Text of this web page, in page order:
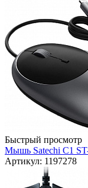
Быстрый просмотр
Мышь Satechi C1
Артикул: 1197278